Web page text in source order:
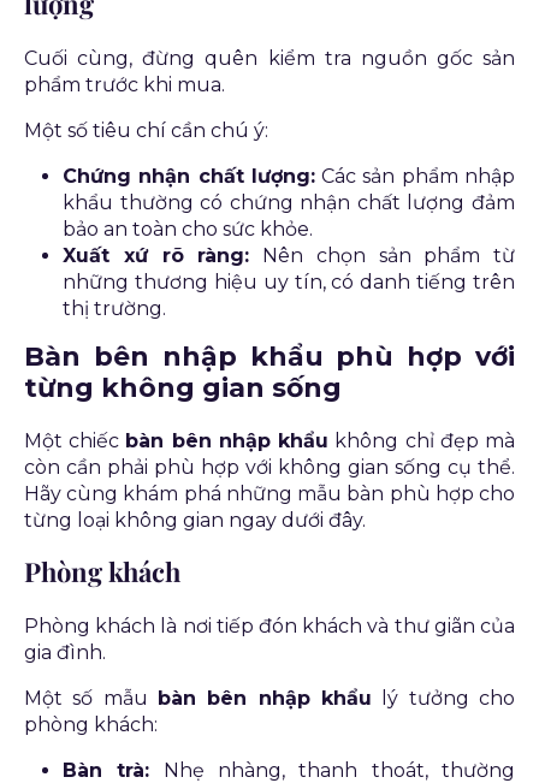
Cuối cùng, đừng quên kiểm tra nguồn gốc sản
phẩm trước khi mua.
Một số tiêu chí cần chú ý:
Chứng nhận chất lượng:Các sản phẩm nhập
khẩu thường có chứng nhận chất lượng đảm
bảo an toàn cho sức khỏe.
Xuất xứ rõ ràng: Nên chọn sản phẩm từ
những thương hiệu uy tín, có danh tiếng trên
thị trường.
Bàn bên nhập khẩu phù hợp với
từng không gian sống
Một chiếc bàn bên nhập khẩu không chỉ đẹp mà
còn cần phải phù hợp với không gian sống cụ thể.
Hãy cùng khám phá những mẫu bàn phù hợp cho
từng loại không gian ngay dưới đây.
Phòng khách
Phòng khách là nơi tiếp đón khách và thư giãn của
gia đình.
Một số mẫu bàn bên nhập khẩu lý tưởng cho
phòng khách:
Bàn trà: Nhẹ nhàng, thanh thoát, thường